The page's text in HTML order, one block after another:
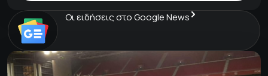
Οι ειδήσεις στο Google News